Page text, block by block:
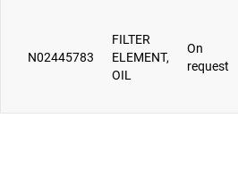
N02445783
FILTER
ELEMENT,
OIL
On
request